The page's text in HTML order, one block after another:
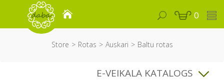
0
Store Rotas Auskari Baltu rotas
E-VEIKALA KATALOGS